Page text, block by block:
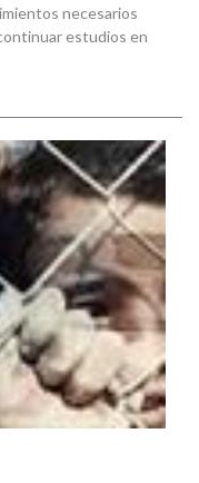
necesarios
estudios en